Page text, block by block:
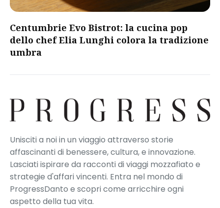
Centumbrie Evo Bistrot: la cucina pop
dello chef Elia Lunghi colora la tradizione
umbra
Unisciti a noi in un viaggio attraverso storie
affascinanti di benessere, cultura, e innovazione.
Lasciati ispirare da racconti di viaggi mozzafiato e
strategie d'affari vincenti. Entra nel mondo di
ProgressDanto e scopri come arricchire ogni
aspetto della tua vita.